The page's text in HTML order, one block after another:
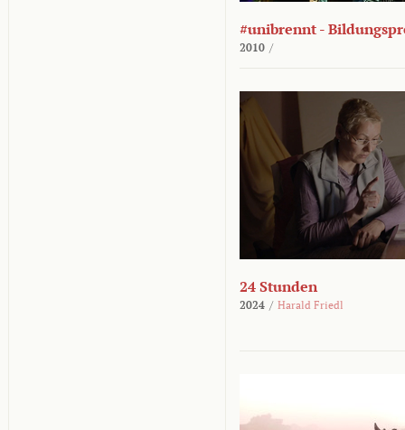
#unibrennt -
2010 /
24 Stunden
2024 / Harald Friedl